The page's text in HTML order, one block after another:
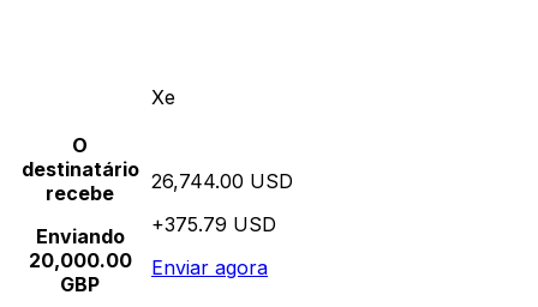
Xe
O
destinatário
recebe
Enviando
20,000.00
GBP
26,744.00 USD
+375.79 USD
Enviar agora